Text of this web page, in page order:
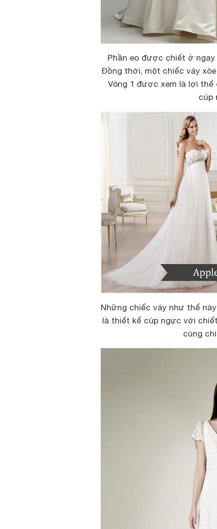
Phần eo được chiết ở
Đồng thời, một chiếc váy
Vòng 1 được xem là lợi
cúp
Những chiếc váy như thế
là thiết kế cúp ngực với
cùng